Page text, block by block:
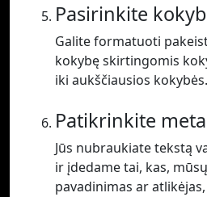
Pasirinkite
Galite formatuoti
kokybę skirtingomis
iki aukščiausios kokybės.
Patikrinkite
Jūs nubraukiate tekstą
ir įdedame tai, kas,
pavadinimas ar